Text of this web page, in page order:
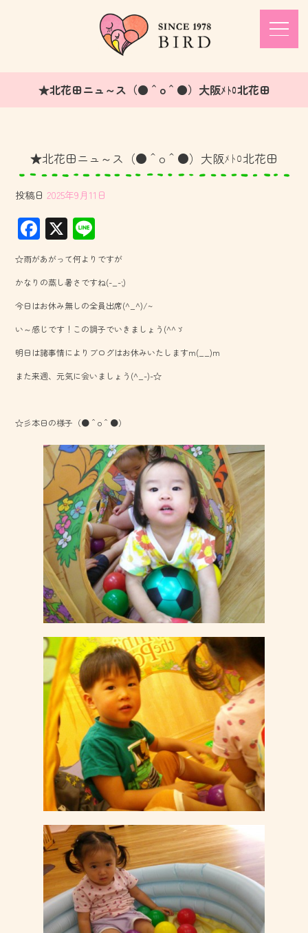
★北花田ニュ～ス（●＾o＾●）大阪ﾒﾄﾛ北花田
★北花田ニュ～ス（●＾o＾●）大阪ﾒﾄﾛ北花田
投稿日 2025年9月11日
F
ac
e
b
o
ok
X
ne
☆雨があがって何よりですが
かなりの蒸し暑さですね(-_-;)
今日はお休み無しの全員出席(^_^)/~
い～感じです！この調子でいきましょう(^^ゞ
明日は諸事情によりブログはお休みいたしますm(__)m
また来週、元気に会いましょう(^_-)-☆
☆彡本日の様子（●＾o＾●）